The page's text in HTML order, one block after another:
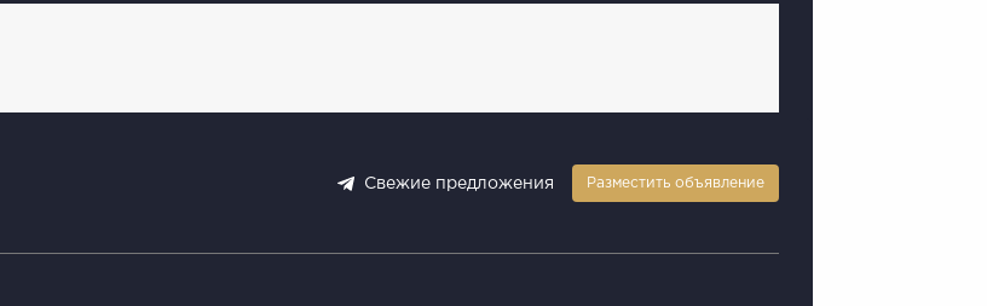
Свежие предложения Разместить объявление